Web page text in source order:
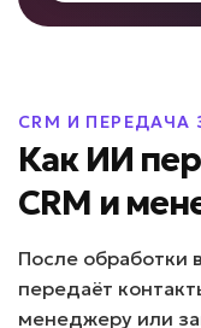
ИИ
• До -50%
компанию
• Единые
• До +30%
Срок реализации
CRM И ПЕРЕДАЧА
Как ИИ
CRM и
После обработки
передаёт
менеджеру или